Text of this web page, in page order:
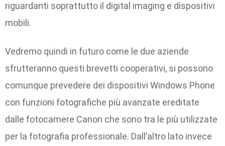
riguardanti soprattutto il digital imaging e dispositivi
mobili.
Vedremo quindi in futuro come le due aziende
sfrutteranno questi brevetti cooperativi, si possono
comunque prevedere dei dispositivi Windows Phone
con funzioni fotografiche più avanzate ereditate
dalle fotocamere Canon che sono tra le più utilizzate
per la fotografia professionale. Dall’altro lato invece